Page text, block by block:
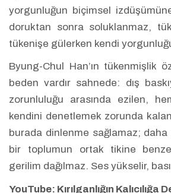
yorgunluğun biçimsel
doruktan sonra soluklanmaz,
tükenişe gülerken kendi
Byung-Chul Han’ın tükenmişlik
beden vardır sahnede: dış
zorunluluğu arasında ezilen,
kendini denetlemek zorunda
burada dinlenme sağlamaz;
bir toplumun ortak tikine
gerilim dağılmaz. Ses yükselir,
YouTube: Kırılganlığın Kalıcılığa